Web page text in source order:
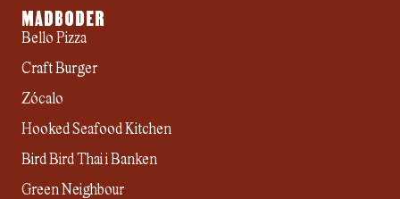
MADBODER
Bello Pizza
Craft Burger
Zócalo
Hooked Seafood Kitchen
Bird Bird Thai i Banken
Green Neighbour